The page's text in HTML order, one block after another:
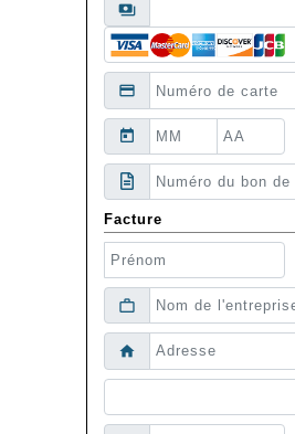
payments
credit_card
today
Facture
work_outline
home